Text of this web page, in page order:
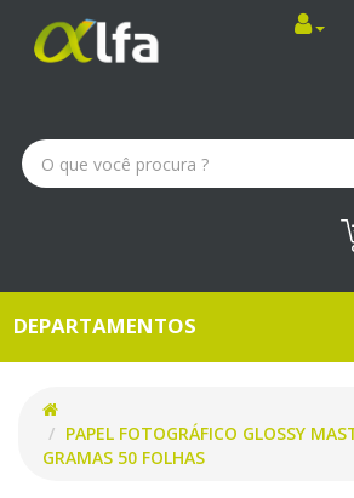
DEPARTAMENTOS
PAPEL FOTOGRÁFICO GLOSSY
GRAMAS 50 FOLHAS